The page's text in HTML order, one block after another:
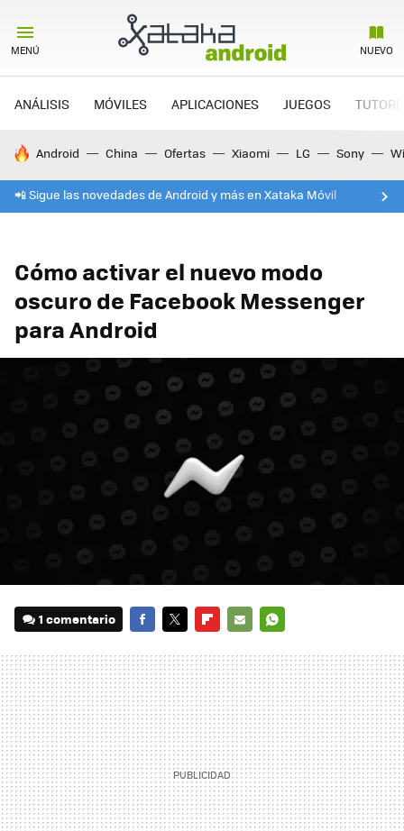
MENÚ NUEVO
ANÁLISIS MÓVILES APLICACIONES JUEGOS
HOY SE HABLA DE
Android China Ofertas Xiaomi LG Sony
📲 Sigue las novedades de Android y más en Xataka Móvil
Cómo activar el nuevo modo
oscuro de Facebook Messenger
para Android
1 comentario
MAIL